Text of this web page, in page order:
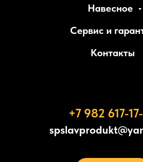
Навесное
Сервис и
Контакты
+7 982 617-